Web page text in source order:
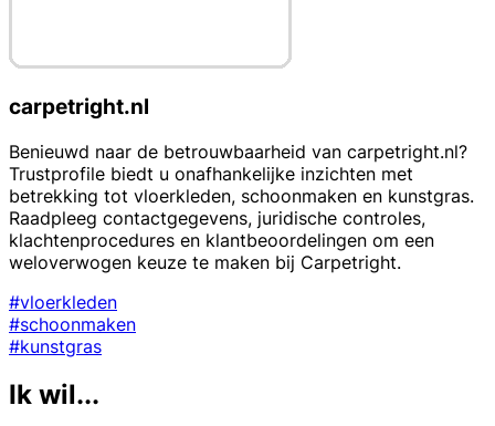
carpetright.nl
Benieuwd naar de betrouwbaarheid van carpetright.nl?
Trustprofile biedt u onafhankelijke inzichten met
betrekking tot vloerkleden, schoonmaken en kunstgras.
Raadpleeg contactgegevens, juridische controles,
klachtenprocedures en klantbeoordelingen om een
weloverwogen keuze te maken bij Carpetright.
#vloerkleden
#schoonmaken
#kunstgras
Ik wil...